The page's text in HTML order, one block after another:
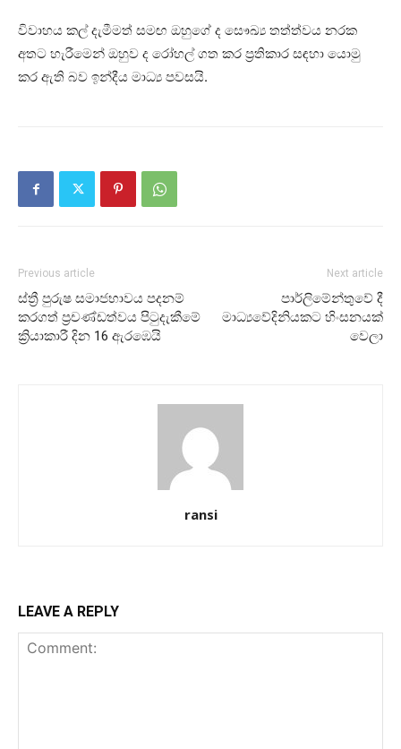
විවාහය කල් දැමීමත් සමඟ ඔහුගේ ද සෞඛ්‍ය තත්ත්වය නරක
අතට හැරීමෙන් ඔහුව ද රෝහල් ගත කර ප්‍රතිකාර සඳහා යොමු
කර ඇති බව ඉන්දීය මාධ්‍ය පවසයි.
Previous article
ස්ත්‍රී පුරුෂ සමාජභාවය පදනම්
කරගත් ප්‍රචණ්ඩත්වය පිටුදැකීමේ
ක්‍රියාකාරී දින 16 ඇරඹෙයි
Next article
පාර්ලිමේන්තුවේ දී
මාධ්‍යවේදිනියකට හිංසනයක්
වෙලා
ransi
LEAVE A REPLY